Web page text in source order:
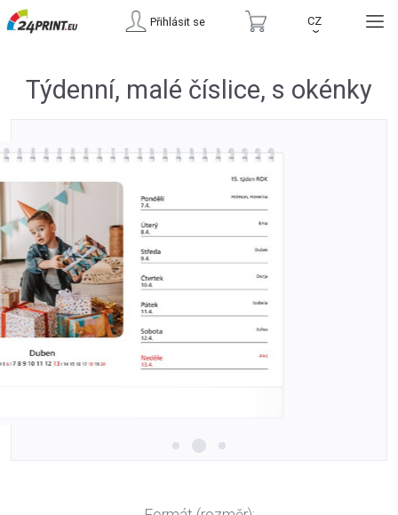
Přihlásit se CZ
›
Týdenní, malé číslice, s okénky